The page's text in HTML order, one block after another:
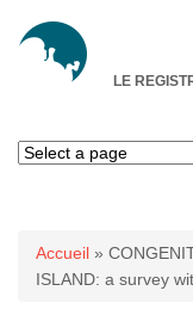
LE
Vous êtes ici
Accueil »
ISLAND: a survey